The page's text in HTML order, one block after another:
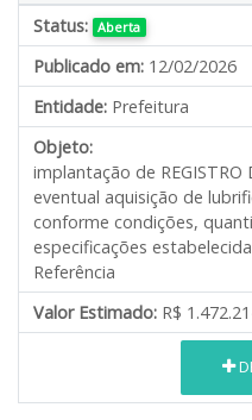
Status: Aberta
Publicado em: 12/02/2026
Entidade: Prefeitura
Objeto:
implantação de REGISTRO
eventual aquisição de
conforme condições,
especificações
Referência
Valor Estimado: R$